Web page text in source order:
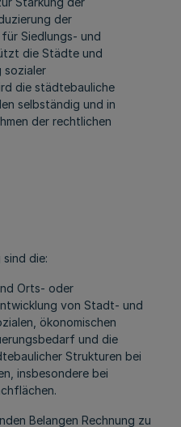
der
Siedlungs- und
die Städte und
sozialer
die städtebauliche
selbständig und in
der rechtlichen
die:
Orts- oder
von Stadt- und
ökonomischen
und die
Strukturen bei
insbesondere bei
Belangen Rechnung zu